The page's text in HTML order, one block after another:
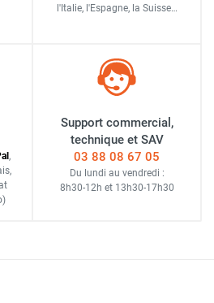
l'Italie, l'Espagne, la Suisse…
,
,
Support commercial,
technique et SAV
03 88 08 67 05
Du lundi au vendredi :
8h30-12h et 13h30-17h30